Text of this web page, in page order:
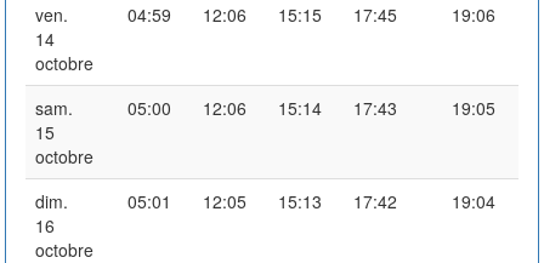
ven.
14
octobre
04:59 12:06 15:15 17:45 19:06
sam.
15
octobre
05:00 12:06 15:14 17:43 19:05
dim.
16
octobre
05:01 12:05 15:13 17:42 19:04